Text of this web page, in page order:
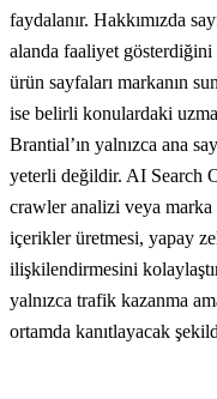
faydalanır. Hakkımızda
alanda faaliyet gösterdiğini
ürün sayfaları markanın
ise belirli konulardaki
Brantial’ın yalnızca ana
yeterli değildir. AI Search
crawler analizi veya
içerikler üretmesi, yapay
ilişkilendirmesini
yalnızca trafik kazanma
ortamda kanıtlayacak